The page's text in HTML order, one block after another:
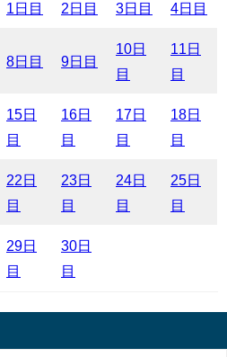
1日目 2日目 3日目 4日目
8日目 9日目
10日
目
11日
目
15日
目
16日
目
17日
目
18日
目
22日
目
23日
目
24日
目
25日
目
29日
目
30日
目